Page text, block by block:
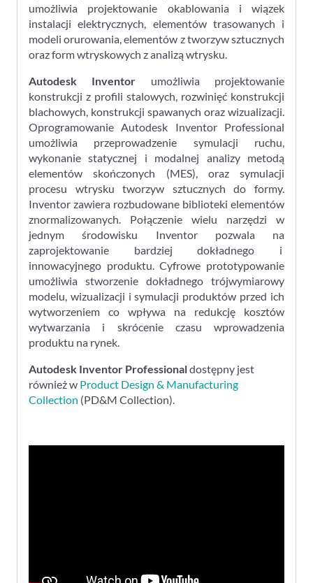
umożliwia projektowanie okablowania i wiązek
instalacji elektrycznych, elementów trasowanych i
modeli orurowania, elementów z tworzyw sztucznych
oraz form wtryskowych z analizą wtrysku.
Autodesk Inventor umożliwia projektowanie
konstrukcji z profili stalowych, rozwinięć konstrukcji
blachowych, konstrukcji spawanych oraz wizualizacji.
Oprogramowanie Autodesk Inventor Professional
umożliwia przeprowadzenie symulacji ruchu,
wykonanie statycznej i modalnej analizy metodą
elementów skończonych (MES), oraz symulacji
procesu wtrysku tworzyw sztucznych do formy.
Inventor zawiera rozbudowane biblioteki elementów
znormalizowanych. Połączenie wielu narzędzi w
jednym środowisku Inventor pozwala na
zaprojektowanie bardziej dokładnego i
innowacyjnego produktu. Cyfrowe prototypowanie
umożliwia stworzenie dokładnego trójwymiarowy
modelu, wizualizacji i symulacji produktów przed ich
wytworzeniem co wpływa na redukcję kosztów
wytwarzania i skrócenie czasu wprowadzenia
produktu na rynek.
Autodesk Inventor Professionaldostępny jest
również w Product Design & Manufacturing
Collection (PD&M Collection).